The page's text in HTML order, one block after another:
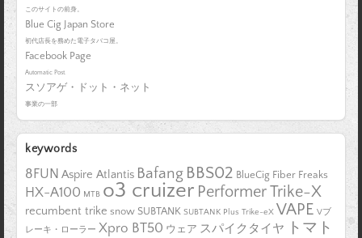
このサイトの前身。
Blue Cig Japan Store
初代店長を務めた電子タバコ屋。
Facebook Page
Automatic Post.
スソアゲ・ドット・ネット
事業の一部
keywords
8FUN Aspire Atlantis Bafang BBS02 BlueCig Fiber Freaks
HX-A100 MTB o3 cruizer Performer Trike-X
recumbent trike snow SUBTANK SUBTANK Plus Trike-eX VAPE Vブ
レーキ・ローラー Xpro BT50 ウェア スパイクタイヤ トマト